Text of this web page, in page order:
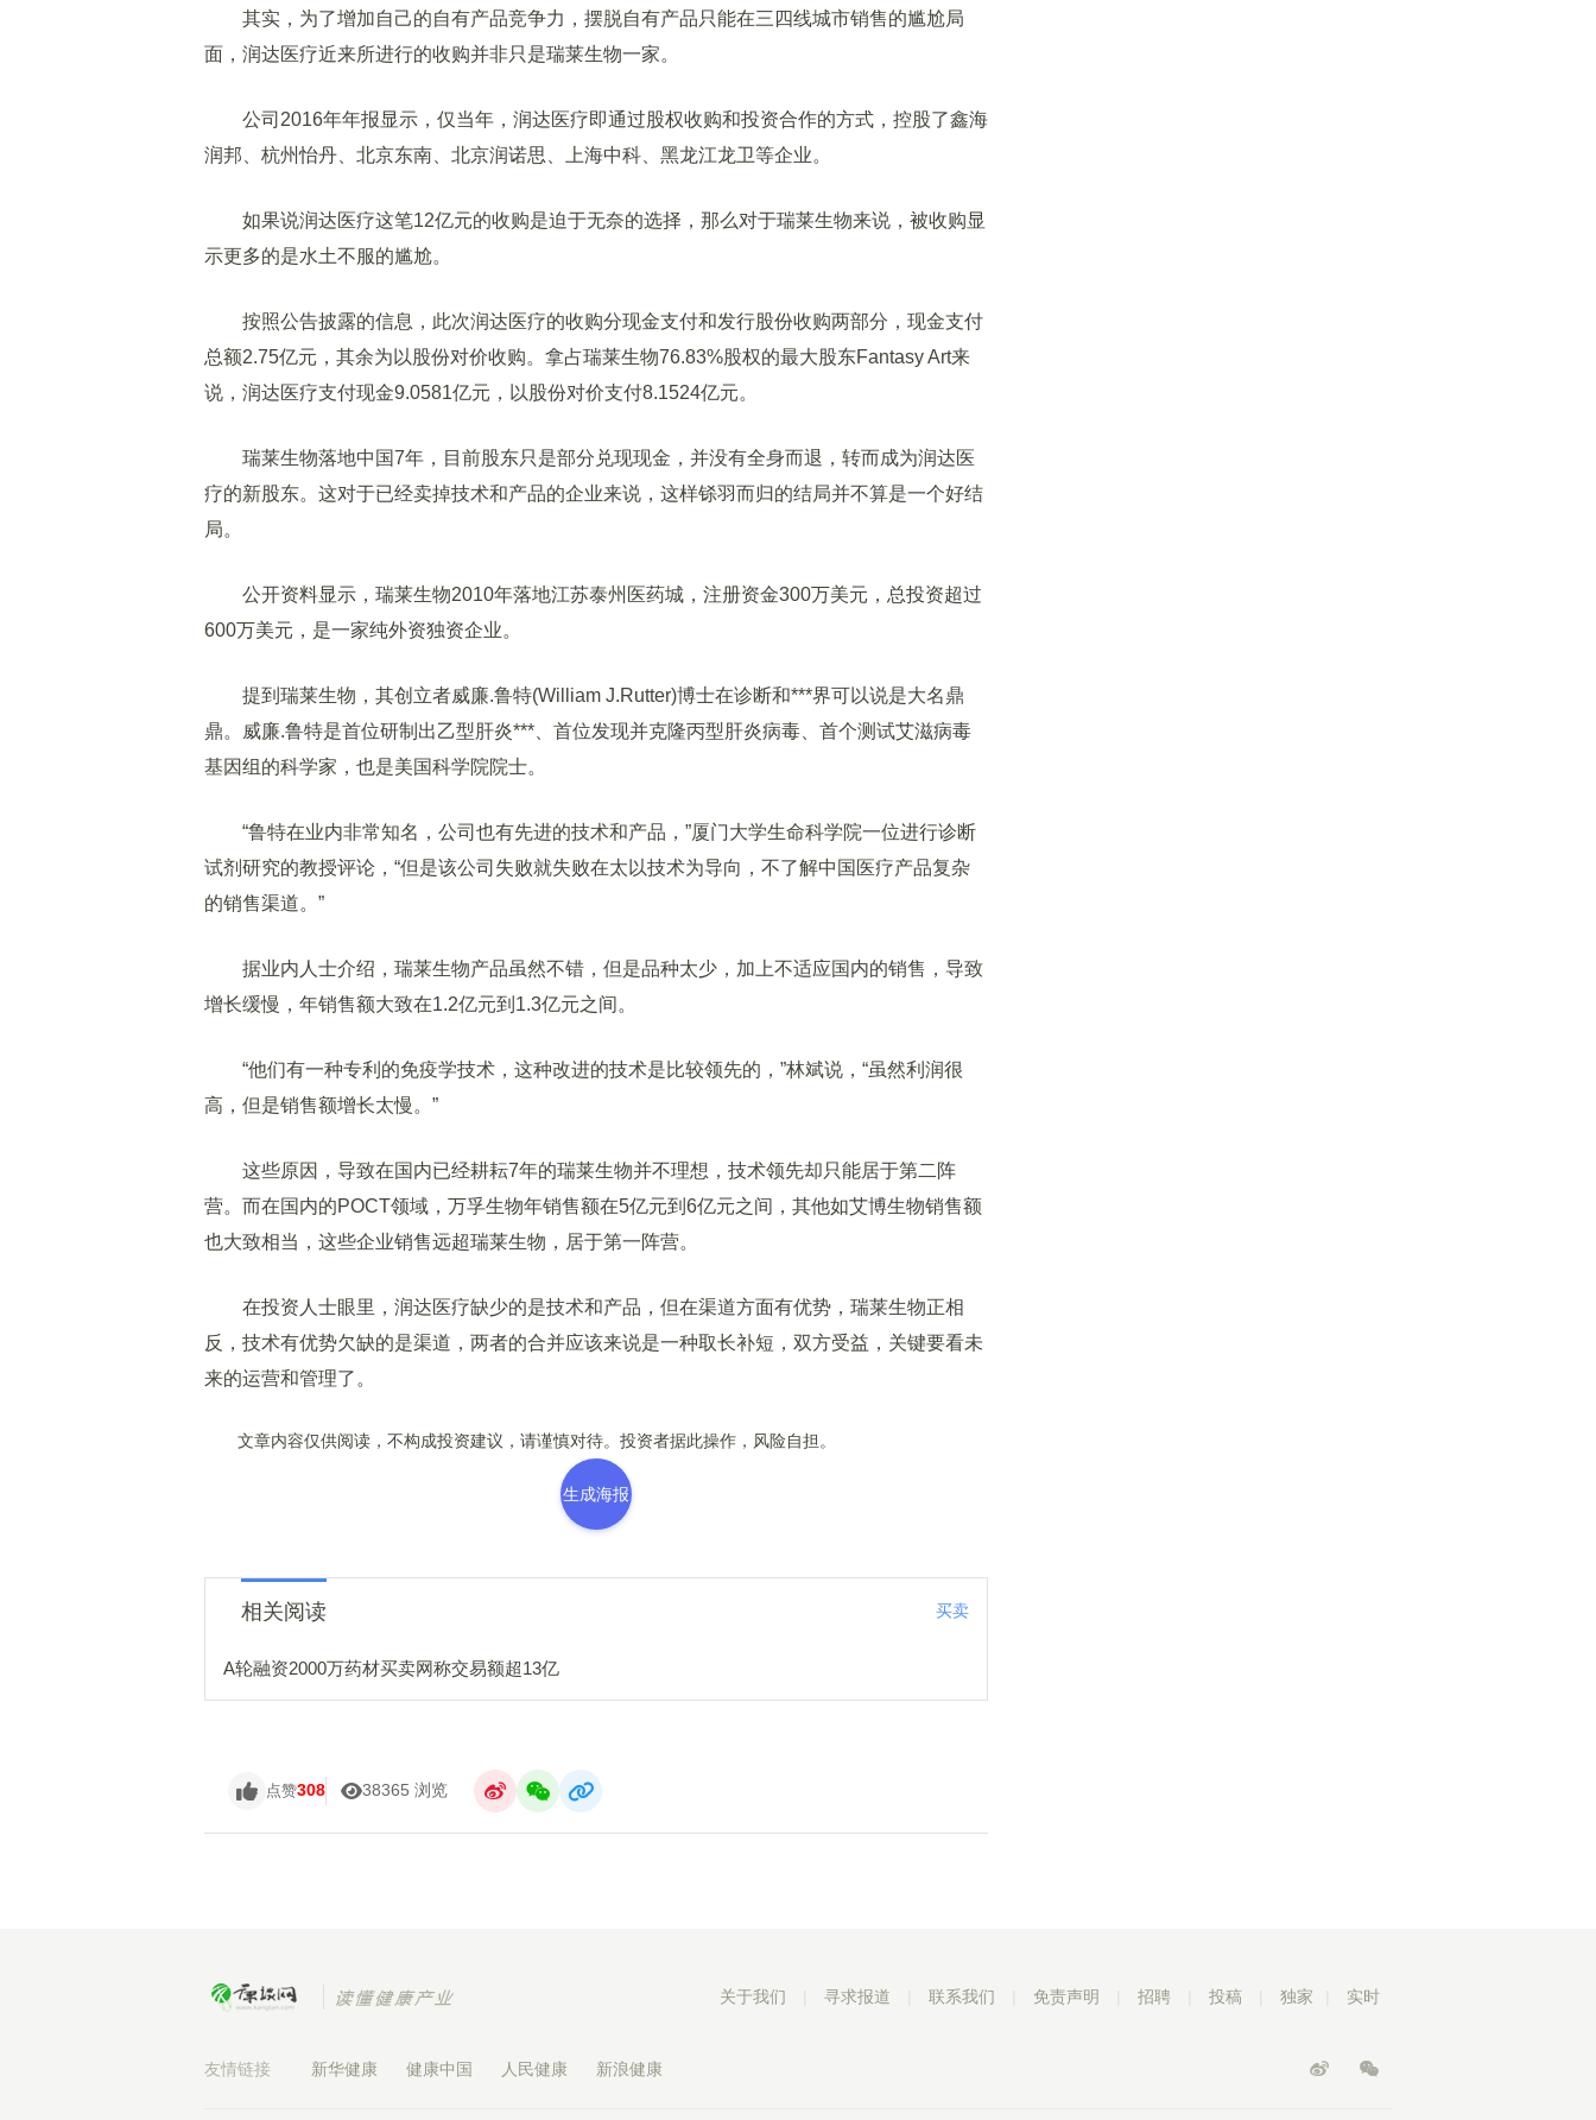
其实，为了增加自己的自有产品竞争力，摆脱自有产品只能在三四线城市销售的尴尬局
面，润达医疗近来所进行的收购并非只是瑞莱生物一家。
公司2016年年报显示，仅当年，润达医疗即通过股权收购和投资合作的方式，控股了鑫海
润邦、杭州怡丹、北京东南、北京润诺思、上海中科、黑龙江龙卫等企业。
如果说润达医疗这笔12亿元的收购是迫于无奈的选择，那么对于瑞莱生物来说，被收购显
示更多的是水土不服的尴尬。
按照公告披露的信息，此次润达医疗的收购分现金支付和发行股份收购两部分，现金支付
总额2.75亿元，其余为以股份对价收购。拿占瑞莱生物76.83%股权的最大股东Fantasy Art来
说，润达医疗支付现金9.0581亿元，以股份对价支付8.1524亿元。
瑞莱生物落地中国7年，目前股东只是部分兑现现金，并没有全身而退，转而成为润达医
疗的新股东。这对于已经卖掉技术和产品的企业来说，这样铩羽而归的结局并不算是一个好结
局。
公开资料显示，瑞莱生物2010年落地江苏泰州医药城，注册资金300万美元，总投资超过
600万美元，是一家纯外资独资企业。
提到瑞莱生物，其创立者威廉.鲁特(William J.Rutter)博士在诊断和***界可以说是大名鼎
鼎。威廉.鲁特是首位研制出乙型肝炎***、首位发现并克隆丙型肝炎病毒、首个测试艾滋病毒
基因组的科学家，也是美国科学院院士。
“鲁特在业内非常知名，公司也有先进的技术和产品，”厦门大学生命科学院一位进行诊断
试剂研究的教授评论，“但是该公司失败就失败在太以技术为导向，不了解中国医疗产品复杂
的销售渠道。”
据业内人士介绍，瑞莱生物产品虽然不错，但是品种太少，加上不适应国内的销售，导致
增长缓慢，年销售额大致在1.2亿元到1.3亿元之间。
“他们有一种专利的免疫学技术，这种改进的技术是比较领先的，”林斌说，“虽然利润很
高，但是销售额增长太慢。”
这些原因，导致在国内已经耕耘7年的瑞莱生物并不理想，技术领先却只能居于第二阵
营。而在国内的POCT领域，万孚生物年销售额在5亿元到6亿元之间，其他如艾博生物销售额
也大致相当，这些企业销售远超瑞莱生物，居于第一阵营。
在投资人士眼里，润达医疗缺少的是技术和产品，但在渠道方面有优势，瑞莱生物正相
反，技术有优势欠缺的是渠道，两者的合并应该来说是一种取长补短，双方受益，关键要看未
来的运营和管理了。
文章内容仅供阅读，不构成投资建议，请谨慎对待。投资者据此操作，风险自担。
生成海报
相关阅读 买卖
A轮融资2000万药材买卖网称交易额超13亿
点赞308 38365 浏览
关于我们 寻求报道 联系我们 免责声明 招聘 投稿 独家 实时
友情链接 新华健康 健康中国 人民健康 新浪健康